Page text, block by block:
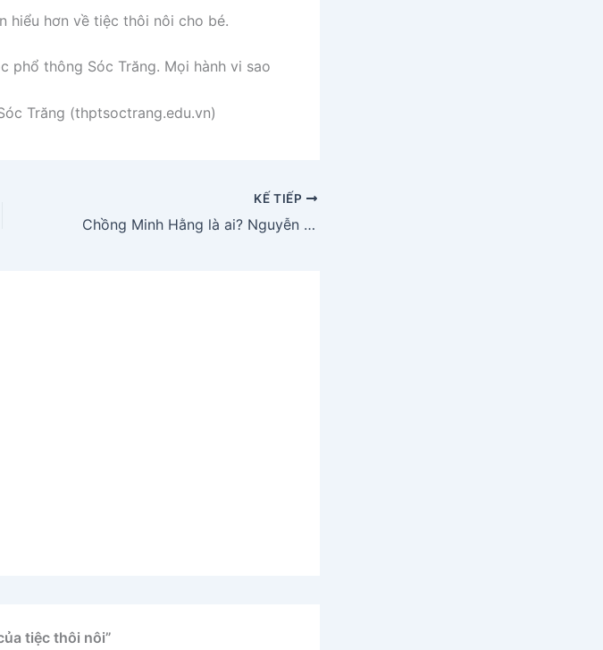
hiểu hơn về tiệc thôi nôi cho bé.
phổ thông Sóc Trăng. Mọi hành vi sao
Trăng (thptsoctrang.edu.vn)
KẾ TIẾP
Chồng Minh Hằng là ai? Nguyễn Quốc Bảo có vợ chưa?
tiệc thôi nôi”